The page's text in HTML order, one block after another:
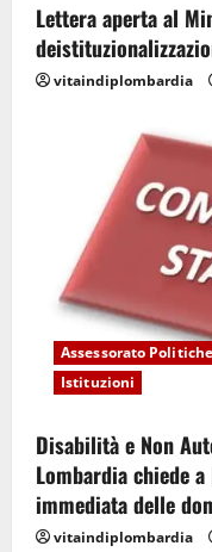
Lettera aperta al
vitaindiplombardia
Assessorato
Istituzioni
Disabilità e Non
Lombardia chiede
immediata delle
vitaindiplombardia